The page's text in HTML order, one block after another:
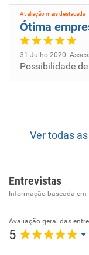
Avaliação mais destacada
Ótima
31 Julho 2020.
Ver todas
Entrevistas
Informação baseada em
Avaliação geral das
5